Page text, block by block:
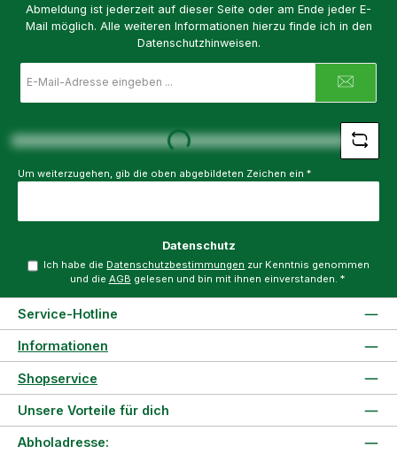
Abmeldung ist jederzeit auf dieser Seite oder am Ende jeder E-
Mail möglich. Alle weiteren Informationen hierzu finde ich in den
Datenschutzhinweisen.
Mail-
Loading...
Um weiterzugehen, gib die oben abgebildeten Zeichen ein *
Datenschutz
Ich habe die Datenschutzbestimmungen zur Kenntnis genommen
und die AGB gelesen und bin mit ihnen einverstanden. *
Service-Hotline
Informationen
Shopservice
Unsere Vorteile für dich
Abholadresse: